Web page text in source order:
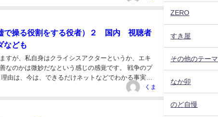
で操る役割をする役者）２ 国内 視聴者
なども
すが、私自身はクライシスアクターというか、エキ
なのかは微妙だなという感じの感覚です。 戦争のプ
由は、今は、できるだけネットなどでわかる事実を
せん。 この記事の...
くま
ZERO
すき屋
その他のテーマ
なか卯
のど自慢